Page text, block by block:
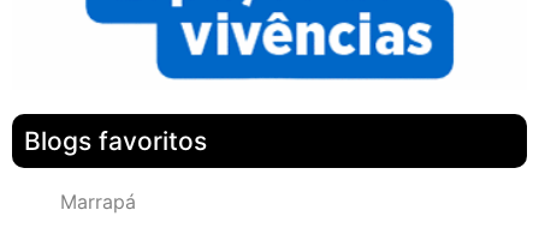
Blogs favoritos
Marrapá